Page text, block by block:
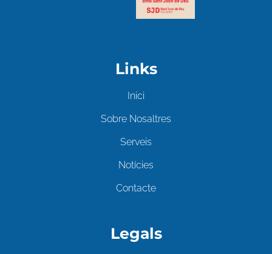
Links
Inici
Sobre Nosaltres
Serveis
Notícies
Contacte
Legals